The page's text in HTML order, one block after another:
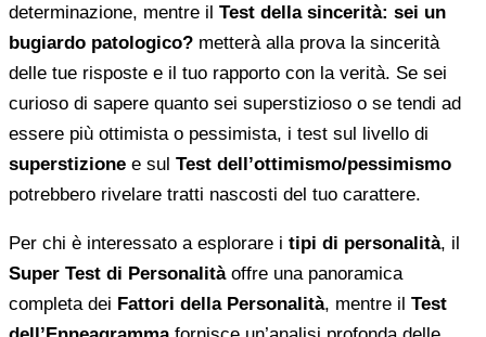
determinazione, mentre il Test della sincerità: sei un
bugiardo patologico? metterà alla prova la sincerità
delle tue risposte e il tuo rapporto con la verità. Se sei
curioso di sapere quanto sei superstizioso o se tendi ad
essere più ottimista o pessimista, i test sul livello di
superstizione e sul Test dell’ottimismo/pessimismo
potrebbero rivelare tratti nascosti del tuo carattere.
Per chi è interessato a esplorare i tipi di personalità, il
Super Test di Personalitàoffre una panoramica
completa dei Fattori della Personalità, mentre il Test